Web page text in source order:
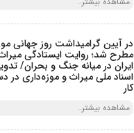
در آیین گرامیداشت روز جهانی
مطرح شد؛ روایت ایستادگی
ایران در میانه جنگ و بحران/
اسناد ملی میراث و موزه‌داری در
کار
مشاهده بیشتر..